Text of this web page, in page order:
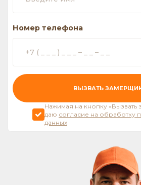
Номер телефона
ВЫЗВАТЬ
Нажимая на кнопку «Вызвать
даю согласие на обработку
данных